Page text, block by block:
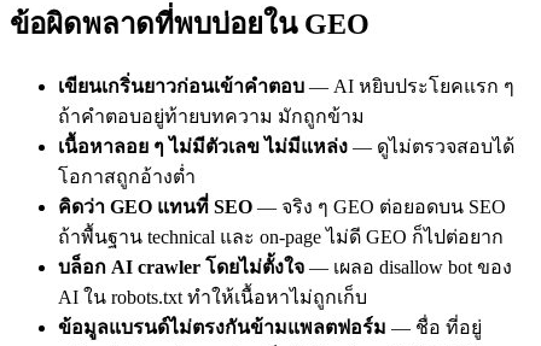
ข้อผิดพลาดที่พบบ่อยใน GEO
เขียนเกริ่นยาวก่อนเข้าคำตอบ — AI หยิบประโยคแรก ๆ
ถ้าคำตอบอยู่ท้ายบทความ มักถูกข้าม
เนื้อหาลอย ๆ ไม่มีตัวเลข ไม่มีแหล่ง — ดูไม่ตรวจสอบได้
โอกาสถูกอ้างต่ำ
คิดว่า GEO แทนที่ SEO — จริง ๆ GEO ต่อยอดบน SEO
ถ้าพื้นฐาน technical และ on-page ไม่ดี GEO ก็ไปต่อยาก
บล็อก AI crawler โดยไม่ตั้งใจ — เผลอ disallow bot ของ
AI ใน robots.txt ทำให้เนื้อหาไม่ถูกเก็บ
ข้อมูลแบรนด์ไม่ตรงกันข้ามแพลตฟอร์ม — ชื่อ ที่อยู่